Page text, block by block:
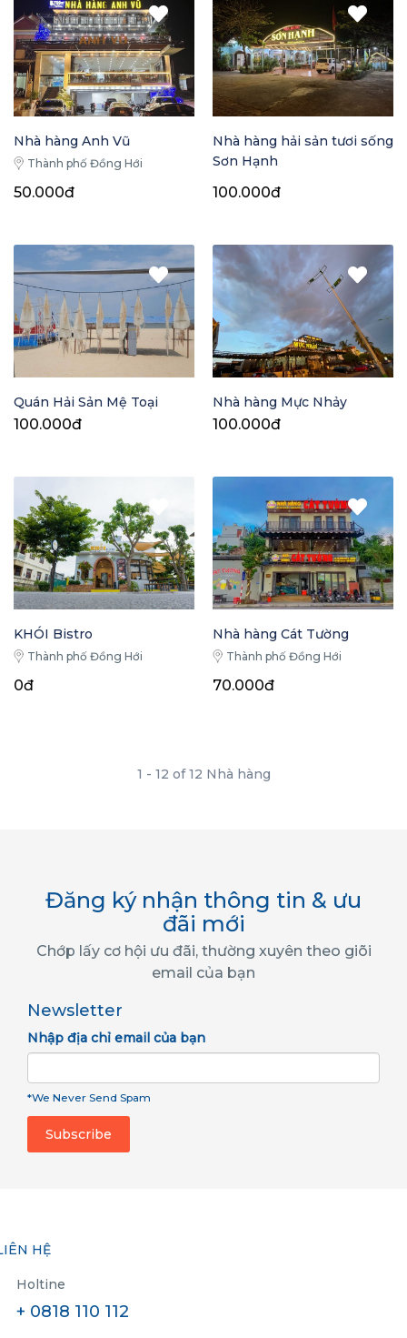
Nhà hàng Anh Vũ
Thành phố Đồng Hới
50.000đ
Nhà hàng hải sản tươi sống
Sơn Hạnh
100.000đ
Quán Hải Sản Mệ Toại
100.000đ
Nhà hàng Mực Nhảy
100.000đ
KHÓI Bistro
Thành phố Đồng Hới
0đ
Nhà hàng Cát Tường
Thành phố Đồng Hới
70.000đ
1 - 12 of 12 Nhà hàng
Đăng ký nhận thông tin & ưu
đãi mới
Chớp lấy cơ hội ưu đãi, thường xuyên theo giõi
email của bạn
Newsletter
Nhập địa chỉ email của bạn
*We Never Send Spam
HỆ
Holtine
+ 0818 110 112